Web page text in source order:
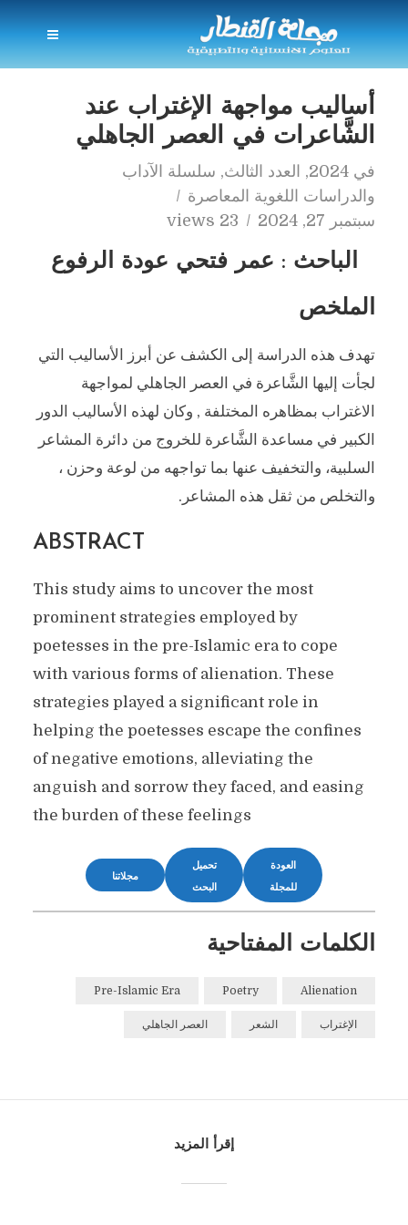
أساليب مواجهة الإغتراب عند
الشَّاعرات في العصر الجاهلي
في 2024
, العدد الثالث, سلسلة الآداب
والدراسات اللغوية المعاصرة
سبتمبر 27, 2024
23 views
الباحث : عمر فتحي عودة الرفوع
الملخص
تهدف هذه الدراسة إلى الكشف عن أبرز الأساليب التي
لجأت إليها الشَّاعرة في العصر الجاهلي لمواجهة
الاغتراب بمظاهره المختلفة , وكان لهذه الأساليب الدور
الكبير في مساعدة الشَّاعرة للخروج من دائرة المشاعر
السلبية، والتخفيف عنها بما تواجهه من لوعة وحزن ،
والتخلص من ثقل هذه المشاعر.
ABSTRACT
This study aims to uncover the most
prominent strategies employed by
poetesses in the pre-Islamic era to cope
with various forms of alienation. These
strategies played a significant role in
helping the poetesses escape the confines
of negative emotions, alleviating the
anguish and sorrow they faced, and easing
the burden of these feelings
العودة
للمجلة
تحميل
البحث
مجلاتنا
الكلمات المفتاحية
Alienation
Poetry
Pre-Islamic Era
الإغتراب الشعر العصر الجاهلي
إقرأ المزيد